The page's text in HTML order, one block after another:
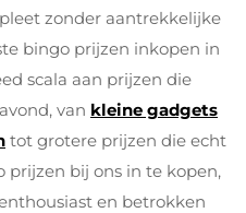
zonder aantrekkelijke
bingo prijzen inkopen in
scala aan prijzen die
van kleine gadgets
tot grotere prijzen die echt
prijzen bij ons in te kopen,
en betrokken